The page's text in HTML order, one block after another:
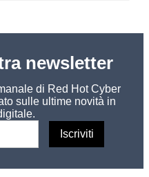
newsletter
di Red Hot Cyber
sulle ultime novità in